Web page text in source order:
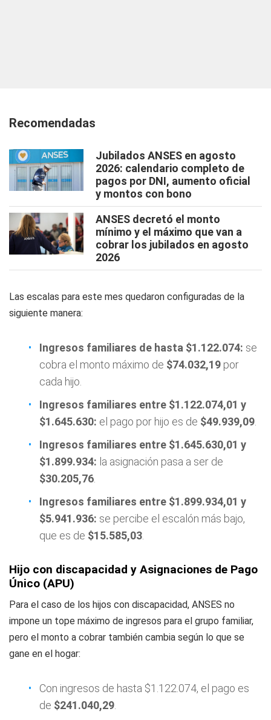
Recomendadas
Jubilados ANSES en agosto
2026: calendario completo de
pagos por DNI, aumento oficial
y montos con bono
ANSES decretó el monto
mínimo y el máximo que van a
cobrar los jubilados en agosto
2026
Las escalas para este mes quedaron configuradas de la
siguiente manera:
Ingresos familiares de hasta $1.122.074: se
cobra el monto máximo de $74.032,19 por
cada hijo.
Ingresos familiares entre $1.122.074,01 y
$1.645.630: el pago por hijo es de $49.939,09
Ingresos familiares entre $1.645.630,01 y
$1.899.934: la asignación pasa a ser de
$30.205,76
Ingresos familiares entre $1.899.934,01 y
$5.941.936: se percibe el escalón más bajo,
que es de $15.585,03
Hijo con discapacidad y Asignaciones de Pago
Único (APU)
Para el caso de los hijos con discapacidad, ANSES no
impone un tope máximo de ingresos para el grupo familiar,
pero el monto a cobrar también cambia según lo que se
gane en el hogar:
Con ingresos de hasta $1.122.074, el pago es
de $241.040,29